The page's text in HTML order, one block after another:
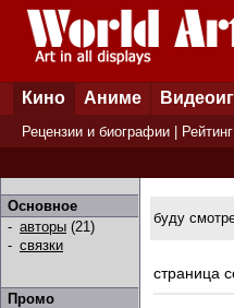
Кино Аниме
Рецензии и биографии
Основное
- авторы (21)
- связки
Промо
буду
страница